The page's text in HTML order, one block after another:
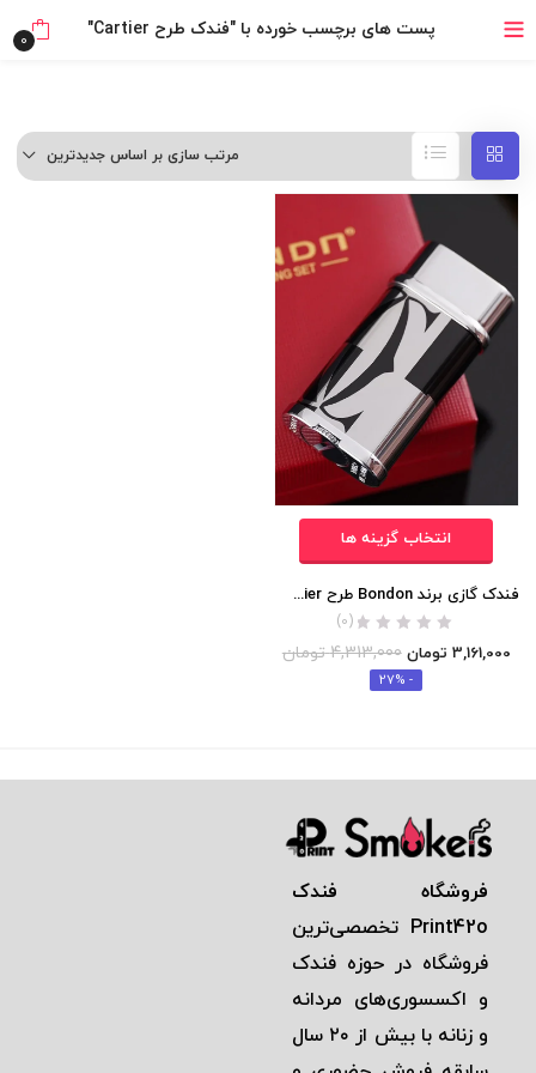
خرید قسطی با ترب‌پی
پست های برچسب خورده با "فندک طرح Cartier" 0
مرتب سازی بر اساس جدیدترین
انتخاب گزینه ها
فندک گازی برند Bondon طرح Cartier (مناسب پیپ) اورجینال
(0)
3,161,000 تومان 4,313,000 تومان
- 27%
فروشگاه فندک
Print42o تخصصی‌ترين
فروشگاه در حوزه فندک
و اكسسوری‌های مردانه
و زنانه با بيش از ٢٠ سال